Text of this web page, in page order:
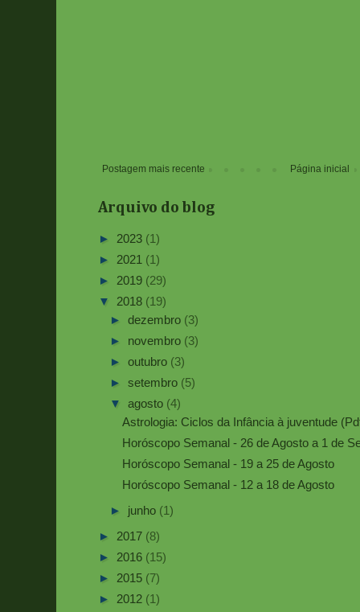
Postagem mais recente Página inicial
Arquivo do blog
► 2023 (1)
► 2021 (1)
► 2019 (29)
▼ 2018 (19)
►dezembro (3)
► novembro (3)
►outubro (3)
►setembro (5)
▼agosto (4)
Astrologia: Ciclos da Infância à juventude
Horóscopo Semanal - 26 de Agosto a 1 de
Horóscopo Semanal - 19 a 25 de Agosto
Horóscopo Semanal - 12 a 18 de Agosto
► junho (1)
► 2017 (8)
► 2016 (15)
► 2015 (7)
► 2012 (1)